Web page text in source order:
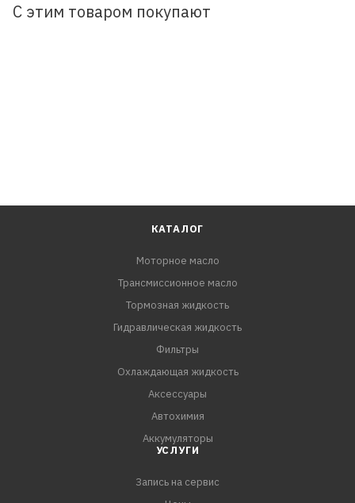
С этим товаром покупают
КАТАЛОГ
Моторное масло
Трансмиссионное масло
Тормозная жидкость
Гидравлическая жидкость
Фильтры
Охлаждающая жидкость
Аксессуары
Автохимия
Аккумуляторы
УСЛУГИ
Запись на сервис